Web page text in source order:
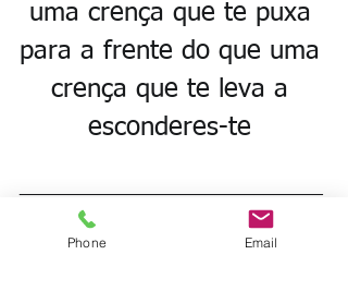
uma crença que te puxa
para a frente do que uma
crença que te leva a
esconderes-te
Phone Email